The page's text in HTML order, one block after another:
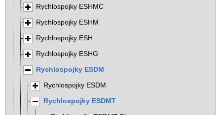
Rychlospojky ESHMC
Rychlospojky ESHM
Rychlospojky ESH
Rychlospojky ESHG
Rychlospojky ESDM
Rychlospojky ESDM
Rychlospojky ESDMT